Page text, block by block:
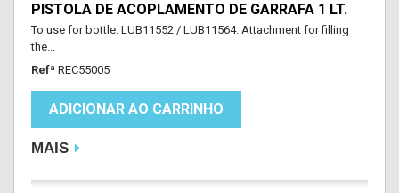
PISTOLA DE ACOPLAMENTO DE GARRAFA 1 LT.
To use for bottle: LUB11552 / LUB11564. Attachment for filling
the...
Refª REC55005
ADICIONAR AO CARRINHO
MAIS